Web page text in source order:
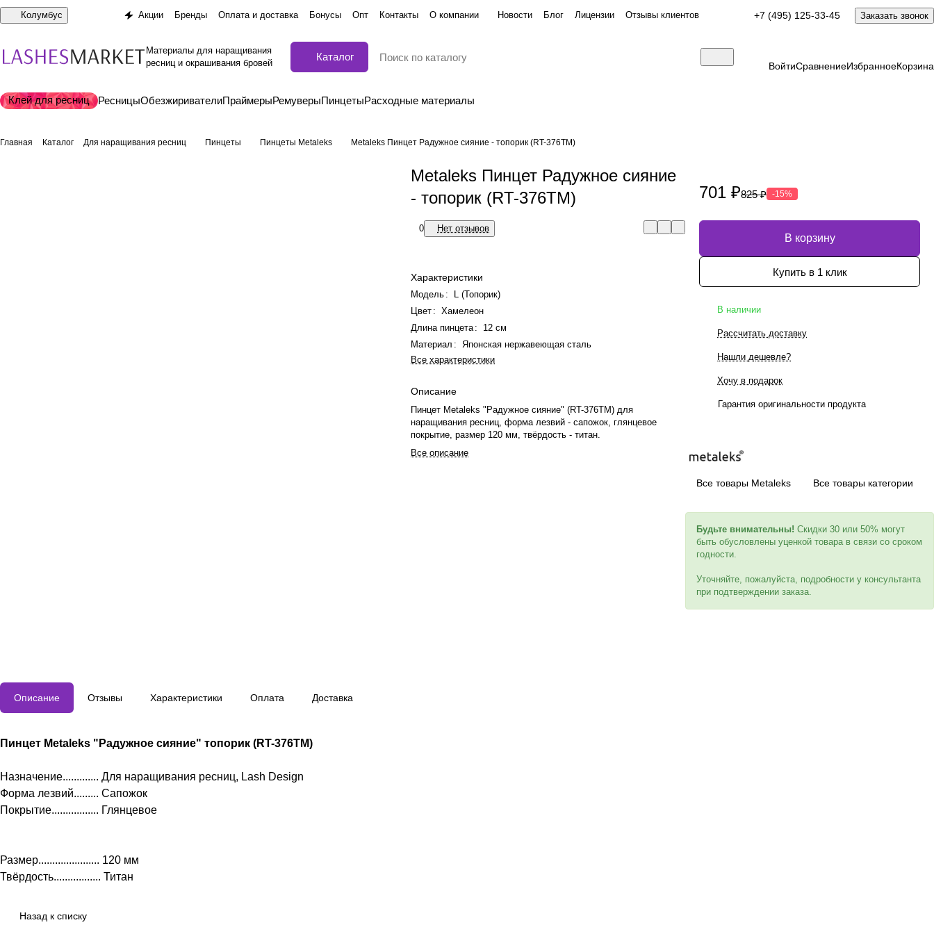
Колумбус Акции Бренды Оплата и доставка Бонусы Опт Контакты О компании Новости Блог Лицензии Отзывы клиентов +7 (495) 125-33-45 Заказать звонок
Материалы для наращивания
ресниц и окрашивания бровей
Каталог
ВойтиСравнениеИзбранноеКорзина
Клей для ресниц РесницыОбезжиривателиПраймерыРемуверыПинцетыРасходные материалы
Главная Каталог Для наращивания ресниц Пинцеты Пинцеты Metaleks Metaleks Пинцет Радужное сияние - топорик (RT-376TM)
Metaleks Пинцет Радужное сияние
- топорик (RT-376TM)
0 Нет отзывов
Характеристики
Модель :
L (Топорик)
Цвет :
Хамелеон
Длина пинцета:
12 см
Материал :
Японская нержавеющая сталь
Все характеристики
Описание
Пинцет Metaleks "Радужное сияние" (RT-376TM) для
наращивания ресниц, форма лезвий - сапожок, глянцевое
покрытие, размер 120 мм, твёрдость - титан.
Все описание
701 ₽825 ₽ -15%
В корзину
Купить в 1 клик
В наличии
Рассчитать доставку
Нашли дешевле?
Хочу в подарок
Гарантия оригинальности продукта
Все товары Metaleks Все товары категории
Будьте внимательны! Скидки 30 или 50% могут
быть обусловлены уценкой товара в связи со сроком
годности.
Уточняйте, пожалуйста, подробности у консультанта
при подтверждении заказа.
Описание Отзывы Характеристики Оплата Доставка
Пинцет Metaleks "Радужное сияние" топорик (RT-376TM)
Назначение............. Для наращивания ресниц, Lash Design
Форма лезвий......... Сапожок
Покрытие................. Глянцевое
Размер...................... 120 мм
Твёрдость................. Титан
Назад к списку